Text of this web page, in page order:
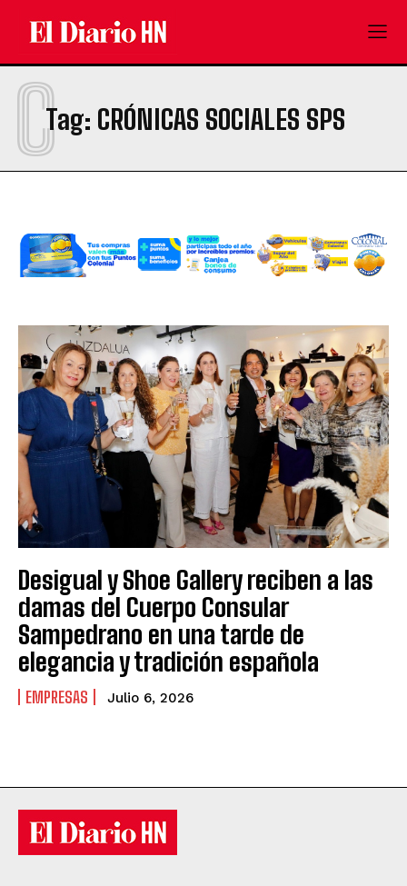
Tag: CRÓNICAS SOCIALES SPS
C
Desigual y Shoe Gallery reciben a las
damas del Cuerpo Consular
Sampedrano en una tarde de
elegancia y tradición española
EMPRESAS Julio 6, 2026